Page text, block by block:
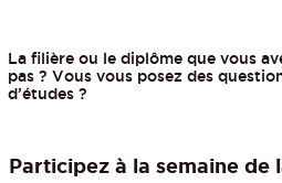
La filière ou le diplôme que vous
pas ? Vous vous posez des
d’études ?
Participez à la semaine de